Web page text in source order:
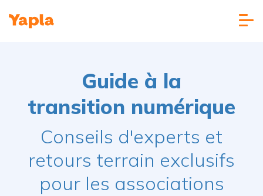
Guide à la
transition numérique
Conseils d'experts et
retours terrain exclusifs
pour les associations